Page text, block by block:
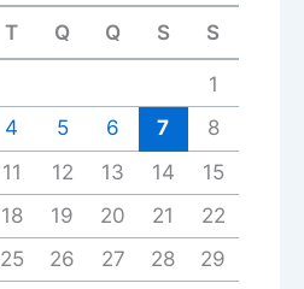
T Q Q S S
1
4 5 6 7
8
11 12 13 14
15
18 19 20 21
22
25 26 27 28
29